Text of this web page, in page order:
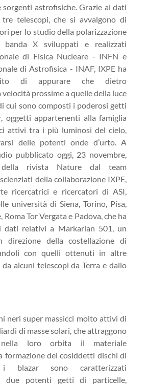
astrofisiche. Grazie ai dati
telescopi, che si avvalgono di
per lo studio della polarizzazione
X sviluppati e realizzati
di Fisica Nucleare - INFN e
di Astrofisica - INAF, IXPE ha
di appurare che dietro
velocità prossime a quelle della luce
cui sono composti i poderosi getti
oggetti appartenenti alla famiglia
attivi tra i più luminosi del cielo,
delle potenti onde d’urto. A
pubblicato oggi, 23 novembre,
rivista Nature dal team
della collaborazione IXPE,
ricercatrici e ricercatori di ASI,
università di Siena, Torino, Pisa,
Roma Tor Vergata e Padova, che ha
dati relativi a Markarian 501, un
direzione della costellazione di
con quelli ottenuti in altre
da alcuni telescopi da Terra e dallo
neri super massicci molto attivi di
di masse solari, che attraggono
nella loro orbita il materiale
formazione dei cosiddetti dischi di
i blazar sono caratterizzati
due potenti getti di particelle,